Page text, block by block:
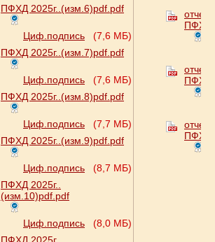
ПФХД 2025г..(изм.6)pdf.pdf
Циф.подпись
(7,6 МБ)
ПФХД 2025г..(изм.7)pdf.pdf
Циф.подпись
(7,6 МБ)
ПФХД 2025г..(изм.8)pdf.pdf
Циф.подпись
(7,7 МБ)
ПФХД 2025г..(изм.9)pdf.pdf
Циф.подпись
(8,7 МБ)
ПФХД 2025г..
(изм.10)pdf.pdf
Циф.подпись
(8,0 МБ)
отчет
ПФХД
отчет
ПФХД
отчет
ПФХД